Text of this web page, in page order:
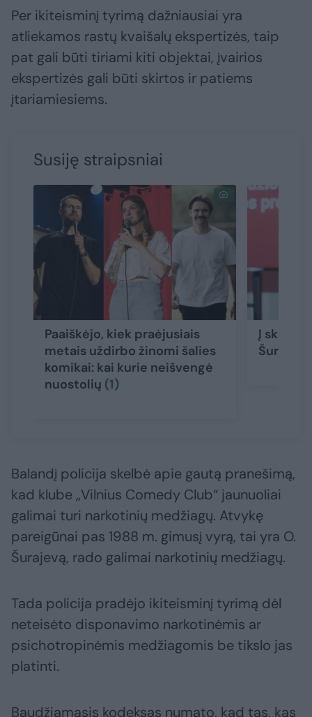
Per ikiteisminį tyrimą dažniausiai yra
atliekamos rastų kvaišalų ekspertizės, taip
pat gali būti tiriami kiti objektai, įvairios
ekspertizės gali būti skirtos ir patiems
įtariamiesiems.
Susiję straipsniai
Paaiškėjo, kiek praėjusiais
metais uždirbo žinomi šalies
komikai: kai kurie neišvengė
nuostolių (1)
Į
Balandį policija skelbė apie gautą pranešimą,
kad klube „Vilnius Comedy Club“ jaunuoliai
galimai turi narkotinių medžiagų. Atvykę
pareigūnai pas 1988 m. gimusį vyrą, tai yra O.
Šurajevą, rado galimai narkotinių medžiagų.
Tada policija pradėjo ikiteisminį tyrimą dėl
neteisėto disponavimo narkotinėmis ar
psichotropinėmis medžiagomis be tikslo jas
platinti.
Baudžiamasis kodeksas numato, kad tas, kas